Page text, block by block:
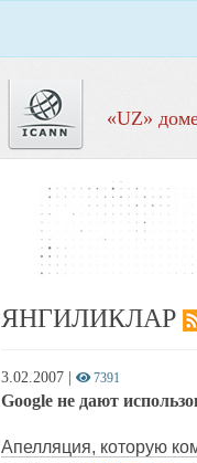
«UZ»
ЯНГИЛИКЛАР
3.02.2007 7391
Google не дают
Апелляция, которую